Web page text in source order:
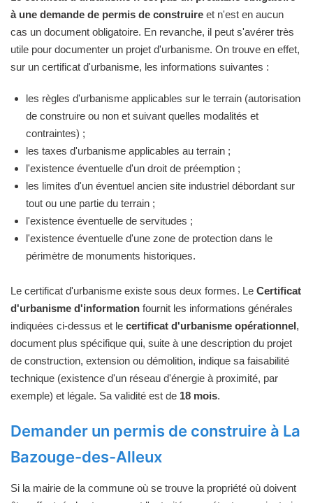
à une demande de permis de construire et n'est en aucun
cas un document obligatoire. En revanche, il peut s'avérer très
utile pour documenter un projet d'urbanisme. On trouve en effet,
sur un certificat d'urbanisme, les informations suivantes :
les règles d'urbanisme applicables sur le terrain (autorisation
de construire ou non et suivant quelles modalités et
contraintes) ;
les taxes d'urbanisme applicables au terrain ;
l'existence éventuelle d'un droit de préemption ;
les limites d'un éventuel ancien site industriel débordant sur
tout ou une partie du terrain ;
l'existence éventuelle de servitudes ;
l'existence éventuelle d'une zone de protection dans le
périmètre de monuments historiques.
Le certificat d'urbanisme existe sous deux formes. Le Certificat
d'urbanisme d'information fournit les informations générales
indiquées ci-dessus et le certificat d'urbanisme opérationnel,
document plus spécifique qui, suite à une description du projet
de construction, extension ou démolition, indique sa faisabilité
technique (existence d'un réseau d'énergie à proximité, par
exemple) et légale. Sa validité est de 18 mois.
Demander un permis de construire à La
Bazouge-des-Alleux
Si la mairie de la commune où se trouve la propriété où doivent